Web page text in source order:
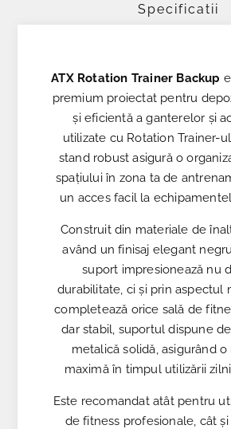
Specificatii
ATX Rotation Trainer Backup
premium proiectat pentru
și eficientă a ganterelor și
utilizate cu Rotation Trainer-
stand robust asigură o
spațiului în zona ta de
un acces facil la
Construit din materiale de
având un finisaj elegant
suport impresionează nu
durabilitate, ci și prin aspectul
completează orice sală de
dar stabil, suportul dispune
metalică solidă, asigurând o
maximă în timpul utilizării
Este recomandat atât pentru
de fitness profesionale, cât